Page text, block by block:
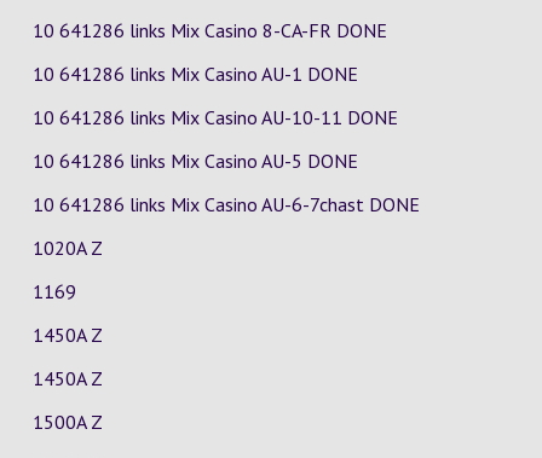
10 641286 links Mix Casino 8-CA-FR DONE
10 641286 links Mix Casino AU-1 DONE
10 641286 links Mix Casino AU-10-11 DONE
10 641286 links Mix Casino AU-5 DONE
10 641286 links Mix Casino AU-6-7chast DONE
1020A Z
1169
1450A Z
1450A Z
1500A Z